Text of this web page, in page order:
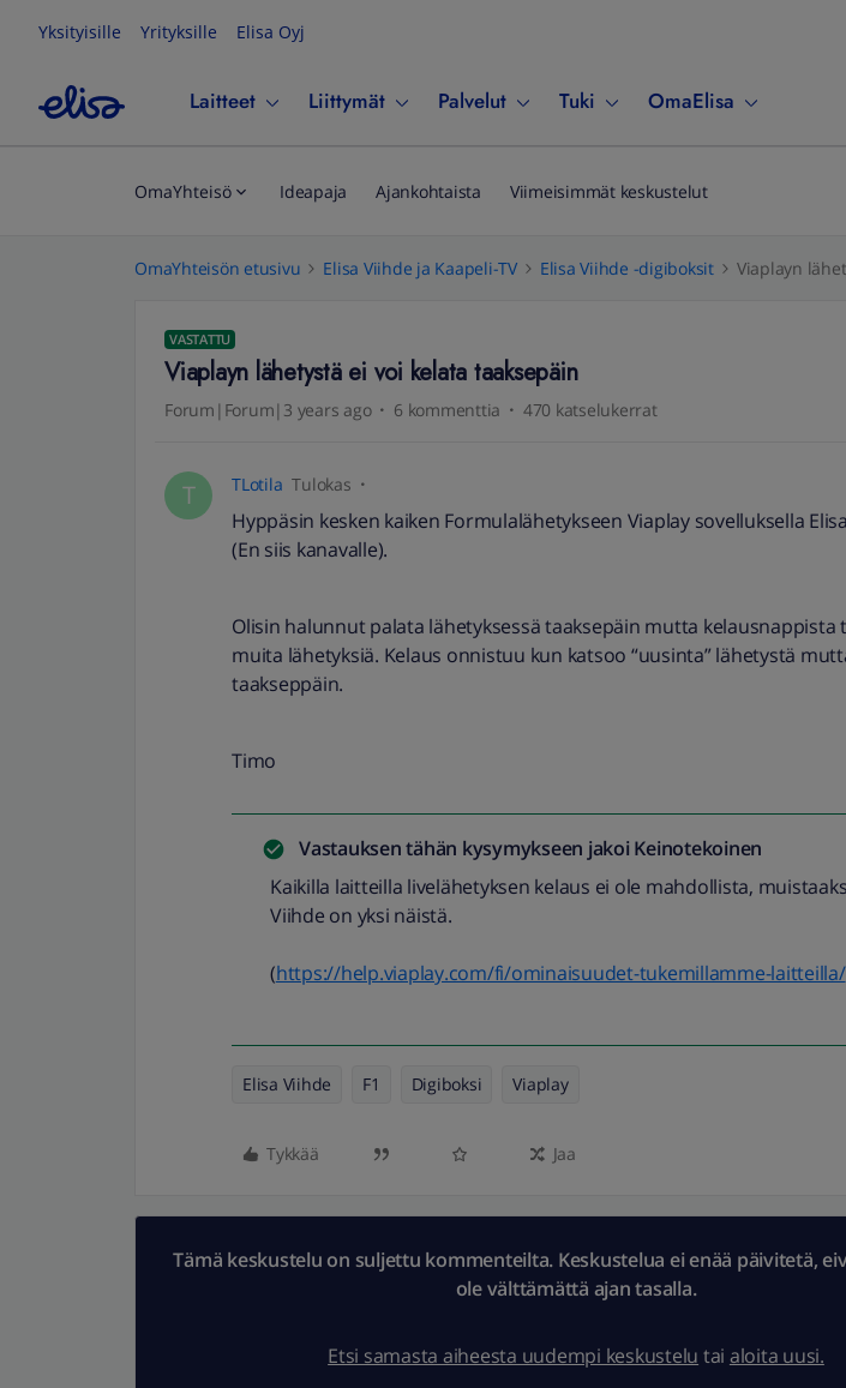
Yksityisille Yrityksille Elisa Oyj
Laitteet Liittymät Palvelut Tuki OmaElisa
OmaYhteisö Ideapaja Ajankohtaista Viimeisimmät keskustelut
OmaYhteisön etusivu Elisa Viihde ja Kaapeli-TV Elisa Viihde -digiboksit Viaplayn
VASTATTU
Viaplayn lähetystä ei voi kelata taaksepäin
Forum|Forum|3 years ago 6 kommenttia 470 katselukerrat
T TLotila Tulokas
Hyppäsin kesken kaiken Formulalähetykseen Viaplay sovelluksella
(En siis kanavalle).
Olisin halunnut palata lähetyksessä taaksepäin mutta kelausnappista
muita lähetyksiä. Kelaus onnistuu kun katsoo “uusinta” lähetystä
taakseppäin.
Timo
Vastauksen tähän kysymykseen jakoi Keinotekoinen
Kaikilla laitteilla livelähetyksen kelaus ei ole mahdollista,
Viihde on yksi näistä.
(https://help.viaplay.com/fi/ominaisuudet-tukemillamme-laitteilla/
Elisa Viihde F1 Digiboksi Viaplay
Tykkää Jaa
Tämä keskustelu on suljettu kommenteilta. Keskustelua ei enää päivitetä,
ole välttämättä ajan tasalla.
Etsi samasta aiheesta uudempi keskustelu tai aloita uusi.